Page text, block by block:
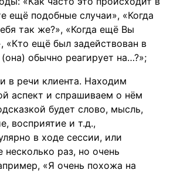
ещё подобные случаи», «Когда
так же?», «Когда ещё Вы
«Кто ещё был задействован в
обычно реагирует на…?»;
в речи клиента. Находим
аспект и спрашиваем о нём
будет слово, мысль,
восприятие и т.д.,
в ходе сессии, или
раз, но очень
«Я очень похожа на